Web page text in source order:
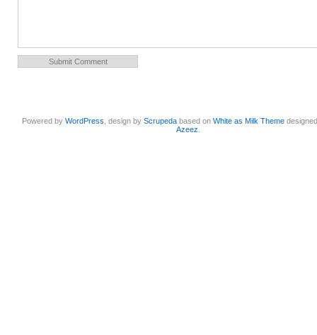
Powered byWordPress, design byScrupeda based onWhite as Milk Theme
Azeez.